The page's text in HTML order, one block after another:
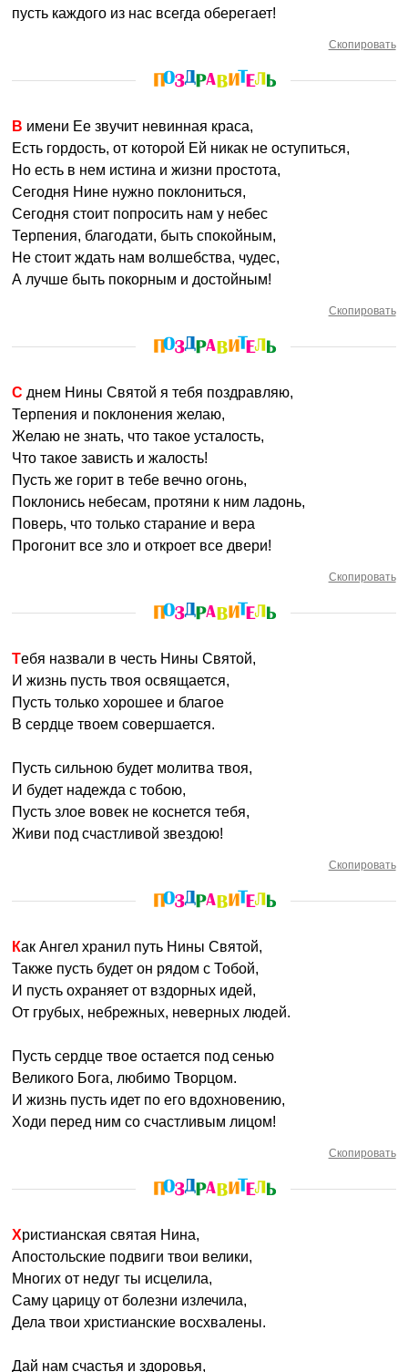
пусть каждого из нас всегда оберегает!
Скопировать
В имени Ее звучит невинная краса,
Есть гордость, от которой Ей никак не оступиться,
Но есть в нем истина и жизни простота,
Сегодня Нине нужно поклониться,
Сегодня стоит попросить нам у небес
Терпения, благодати, быть спокойным,
Не стоит ждать нам волшебства, чудес,
А лучше быть покорным и достойным!
Скопировать
С днем Нины Святой я тебя поздравляю,
Терпения и поклонения желаю,
Желаю не знать, что такое усталость,
Что такое зависть и жалость!
Пусть же горит в тебе вечно огонь,
Поклонись небесам, протяни к ним ладонь,
Поверь, что только старание и вера
Прогонит все зло и откроет все двери!
Скопировать
Тебя назвали в честь Нины Святой,
И жизнь пусть твоя освящается,
Пусть только хорошее и благое
В сердце твоем совершается.
Пусть сильною будет молитва твоя,
И будет надежда с тобою,
Пусть злое вовек не коснется тебя,
Живи под счастливой звездою!
Скопировать
Как Ангел хранил путь Нины Святой,
Также пусть будет он рядом с Тобой,
И пусть охраняет от вздорных идей,
От грубых, небрежных, неверных людей.
Пусть сердце твое остается под сенью
Великого Бога, любимо Творцом.
И жизнь пусть идет по его вдохновению,
Ходи перед ним со счастливым лицом!
Скопировать
Христианская святая Нина,
Апостольские подвиги твои велики,
Многих от недуг ты исцелила,
Саму царицу от болезни излечила,
Дела твои христианские восхвалены.
Дай нам счастья и здоровья,